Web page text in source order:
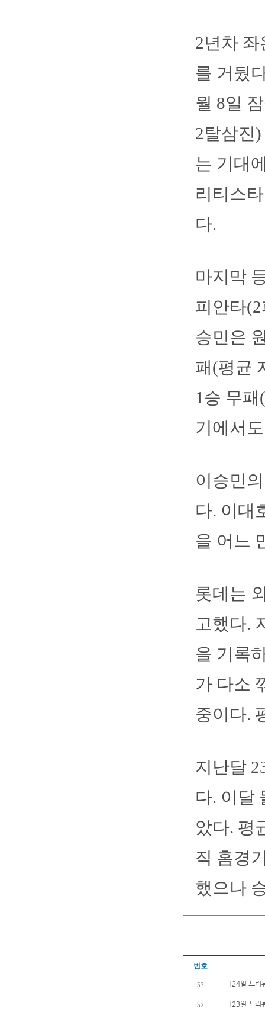
2년차
를 거뒀
월 8일
2탈삼진
는 기대
리티스
다.
마지막
피안타
승민은
패(평균
1승 무
기에서
이승민
다. 이대
을 어느
롯데는
고했다.
을 기록
가 다소
중이다.
지난달
다. 이달
았다. 평
직 홈경
했으나
번호
53 [24일 프리
52 [23일 프리